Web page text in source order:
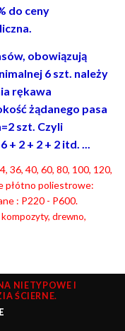
do ceny
obowiązują
6 szt. należy
rękawa
żądanego pasa
szt. Czyli
2 + 2 + 2 itd. ...
36, 40, 60, 80, 100, 120,
płótno poliestrowe:
: P220 - P600.
drewno,
NIETYPOWE I
ŚCIERNE.